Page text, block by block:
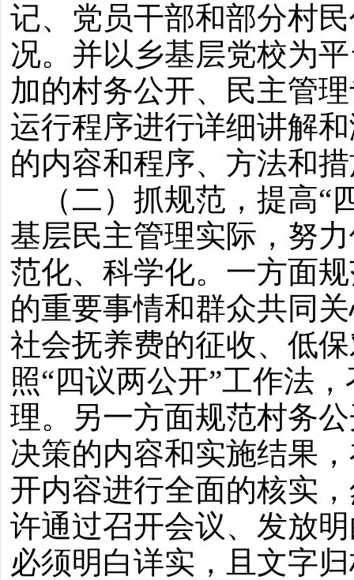
记、党员干部和部分村
况。并以乡基层党校为
加的村务公开、民主管
运行程序进行详细讲解
的内容和程序、方法和
（二）抓规范，提高“
基层民主管理实际，努
范化、科学化。一方面
的重要事情和群众共同
社会抚养费的征收、低
照“四议两公开”工作法
理。另一方面规范村务
决策的内容和实施结果
开内容进行全面的核实
许通过召开会议、发放
必须明白详实，且文字